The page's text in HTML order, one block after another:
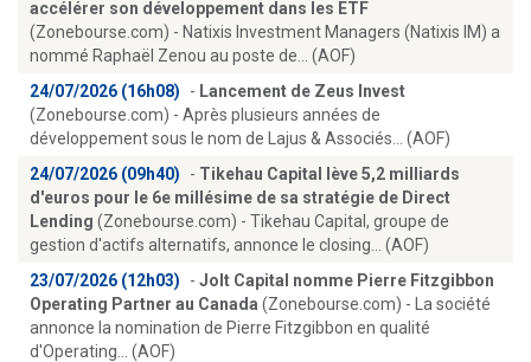
accélérer son développement dans les ETF
(Zonebourse.com) - Natixis Investment Managers (Natixis IM) a
nommé Raphaël Zenou au poste de... (AOF)
24/07/2026 (16h08)
- Lancement de Zeus Invest
(Zonebourse.com) - Après plusieurs années de
développement sous le nom de Lajus & Associés... (AOF)
24/07/2026 (09h40)
- Tikehau Capital lève 5,2 milliards
d'euros pour le 6e millésime de sa stratégie de Direct
Lending (Zonebourse.com) - Tikehau Capital, groupe de
gestion d'actifs alternatifs, annonce le closing... (AOF)
23/07/2026 (12h03)
- Jolt Capital nomme Pierre Fitzgibbon
Operating Partner au Canada (Zonebourse.com) - La société
annonce la nomination de Pierre Fitzgibbon en qualité
d'Operating... (AOF)